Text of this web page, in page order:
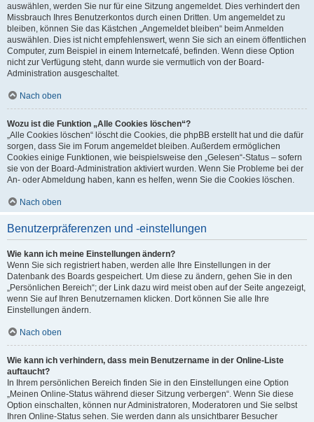
auswählen, werden Sie nur für eine Sitzung angemeldet. Dies verhindert den
Missbrauch Ihres Benutzerkontos durch einen Dritten. Um angemeldet zu
bleiben, können Sie das Kästchen „Angemeldet bleiben“ beim Anmelden
auswählen. Dies ist nicht empfehlenswert, wenn Sie sich an einem öffentlichen
Computer, zum Beispiel in einem Internetcafé, befinden. Wenn diese Option
nicht zur Verfügung steht, dann wurde sie vermutlich von der Board-
Administration ausgeschaltet.
Nach oben
Wozu ist die Funktion „Alle Cookies löschen“?
„Alle Cookies löschen“ löscht die Cookies, die phpBB erstellt hat und die dafür
sorgen, dass Sie im Forum angemeldet bleiben. Außerdem ermöglichen
Cookies einige Funktionen, wie beispielsweise den „Gelesen“-Status – sofern
sie von der Board-Administration aktiviert wurden. Wenn Sie Probleme bei der
An- oder Abmeldung haben, kann es helfen, wenn Sie die Cookies löschen.
Nach oben
Benutzerpräferenzen und -einstellungen
Wie kann ich meine Einstellungen ändern?
Wenn Sie sich registriert haben, werden alle Ihre Einstellungen in der
Datenbank des Boards gespeichert. Um diese zu ändern, gehen Sie in den
„Persönlichen Bereich“; der Link dazu wird meist oben auf der Seite angezeigt,
wenn Sie auf Ihren Benutzernamen klicken. Dort können Sie alle Ihre
Einstellungen ändern.
Nach oben
Wie kann ich verhindern, dass mein Benutzername in der Online-Liste
auftaucht?
In Ihrem persönlichen Bereich finden Sie in den Einstellungen eine Option
„Meinen Online-Status während dieser Sitzung verbergen“. Wenn Sie diese
Option einschalten, können nur Administratoren, Moderatoren und Sie selbst
Ihren Online-Status sehen. Sie werden dann als unsichtbarer Besucher